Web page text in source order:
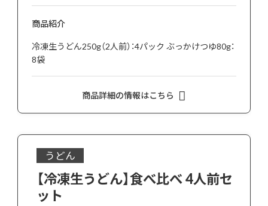
商品紹介
冷凍生うどん250g（2人前）：4パック ぶっかけつゆ80g：
8袋
商品詳細の情報はこちら
うどん
【冷凍生うどん】食べ比べ 4人前セ
ット